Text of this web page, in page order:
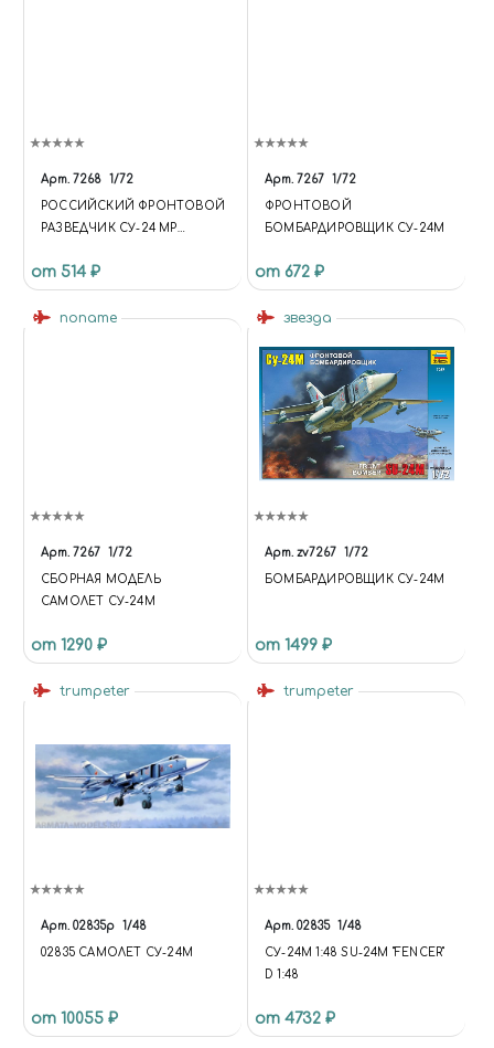
Арт. 7268 1/72
РОССИЙСКИЙ ФРОНТОВОЙ
РАЗВЕДЧИК СУ-24 МР
от 514 ₽
Арт. 7267 1/72
ФРОНТОВОЙ
БОМБАРДИРОВЩИК СУ-24М
от 672 ₽
noname
Арт. 7267 1/72
СБОРНАЯ МОДЕЛЬ
САМОЛЕТ СУ-24М
от 1290 ₽
звезда
Арт. zv7267 1/72
БОМБАРДИРОВЩИК СУ-24М
от 1499 ₽
trumpeter
Арт. 02835p 1/48
02835 САМОЛЕТ СУ-24М
от 10055 ₽
trumpeter
Арт. 02835 1/48
СУ-24М 1:48 SU-24M "FENCER"
D 1:48
от 4732 ₽